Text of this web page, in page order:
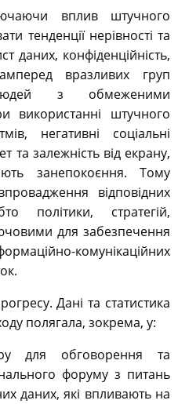
вплив штучного
тенденції нерівності та
даних, конфіденційність,
вразливих груп
з обмеженими
використанні штучного
негативні соціальні
та залежність від екрану,
занепокоєння. Тому
відповідних
політики, стратегій,
для забезпечення
комунікаційних
Дані та статистика
полягала, зокрема, у:
для обговорення та
форуму з питань
даних, які впливають на